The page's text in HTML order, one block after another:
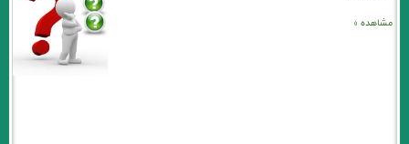
مشاهده »